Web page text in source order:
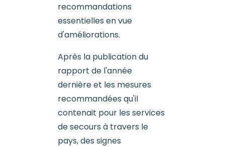
recommandations
essentielles en vue
d'améliorations.
Après la publication du
rapport de l'année
dernière et les mesures
recommandées qu'il
contenait pour les services
de secours à travers le
pays, des signes